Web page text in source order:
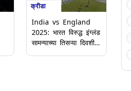
क्रीडा
India vs England
2025: भारत विरुद्ध इंग्लंड
सामन्याच्या तिसऱ्या दिवशी